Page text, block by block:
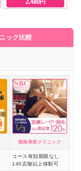
ック比較
湘南美容クリニック
コース有効期限なし
140店舗以上移動可